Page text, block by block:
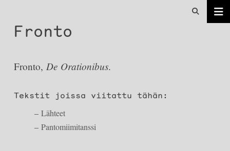
Fronto
Fronto, De Orationibus.
Tekstit joissa viitattu tähän:
Lähteet
Pantomiimitanssi